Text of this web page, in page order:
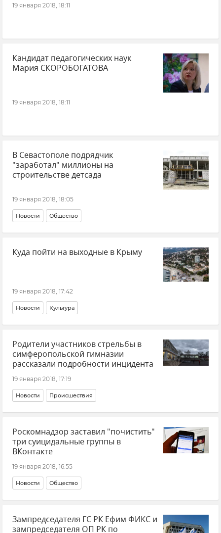
19 января 2018, 18:11
Кандидат педагогических наук
Мария СКОРОБОГАТОВА
19 января 2018, 18:11
В Севастополе подрядчик
"заработал" миллионы на
строительстве детсада
19 января 2018, 18:05
Новости Общество
Куда пойти на выходные в Крыму
19 января 2018, 17:42
Новости Культура
Родители участников стрельбы в
симферопольской гимназии
рассказали подробности инцидента
19 января 2018, 17:19
Новости Происшествия
Роскомнадзор заставил "почистить"
три суицидальные группы в
ВКонтакте
19 января 2018, 16:55
Новости Общество
Зампредседателя ГС РК Ефим ФИКС и
зампредседателя ОП РК по